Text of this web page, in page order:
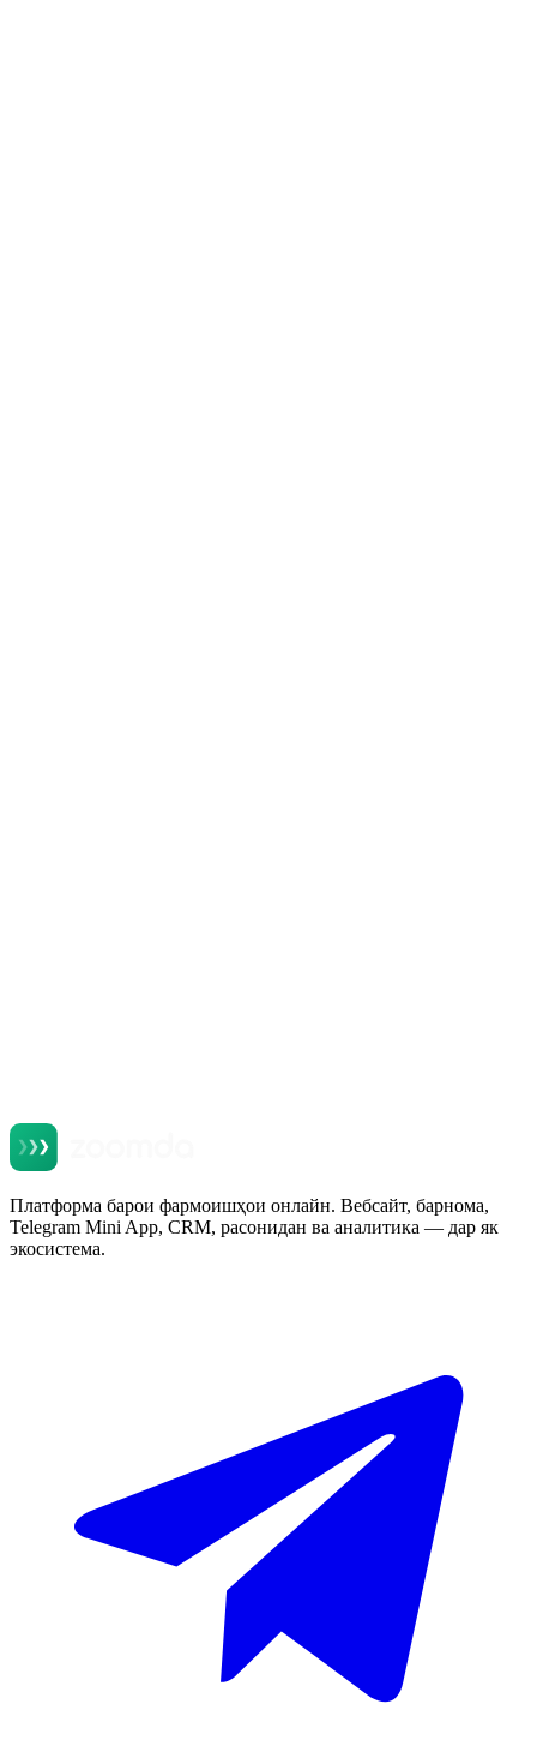
Платформа барои фармоишҳои онлайн. Вебсайт, барнома,
Telegram Mini App, CRM, расонидан ва аналитика — дар як
экосистема.